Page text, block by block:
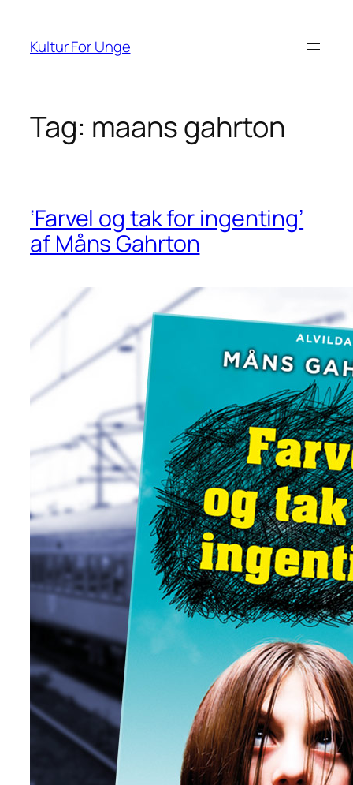
indhold
Kultur For Unge
Tag: maans gahrton
‘Farvel og tak for ingenting’
af Måns Gahrton